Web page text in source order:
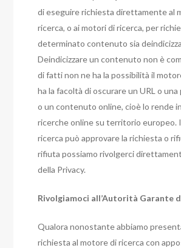
di eseguire richiesta direttamente al
ricerca, o ai motori di ricerca, per
determinato contenuto sia
Deindicizzare un contenuto non è
di fatti non ne ha la possibilità il
ha la facoltà di oscurare un URL o una
o un contenuto online, cioè lo rende
ricerche online su territorio europeo.
ricerca può approvare la richiesta o
rifiuta possiamo rivolgerci
della Privacy.
Rivolgiamoci all’Autorità Garante
Qualora nonostante abbiamo
richiesta al motore di ricerca con